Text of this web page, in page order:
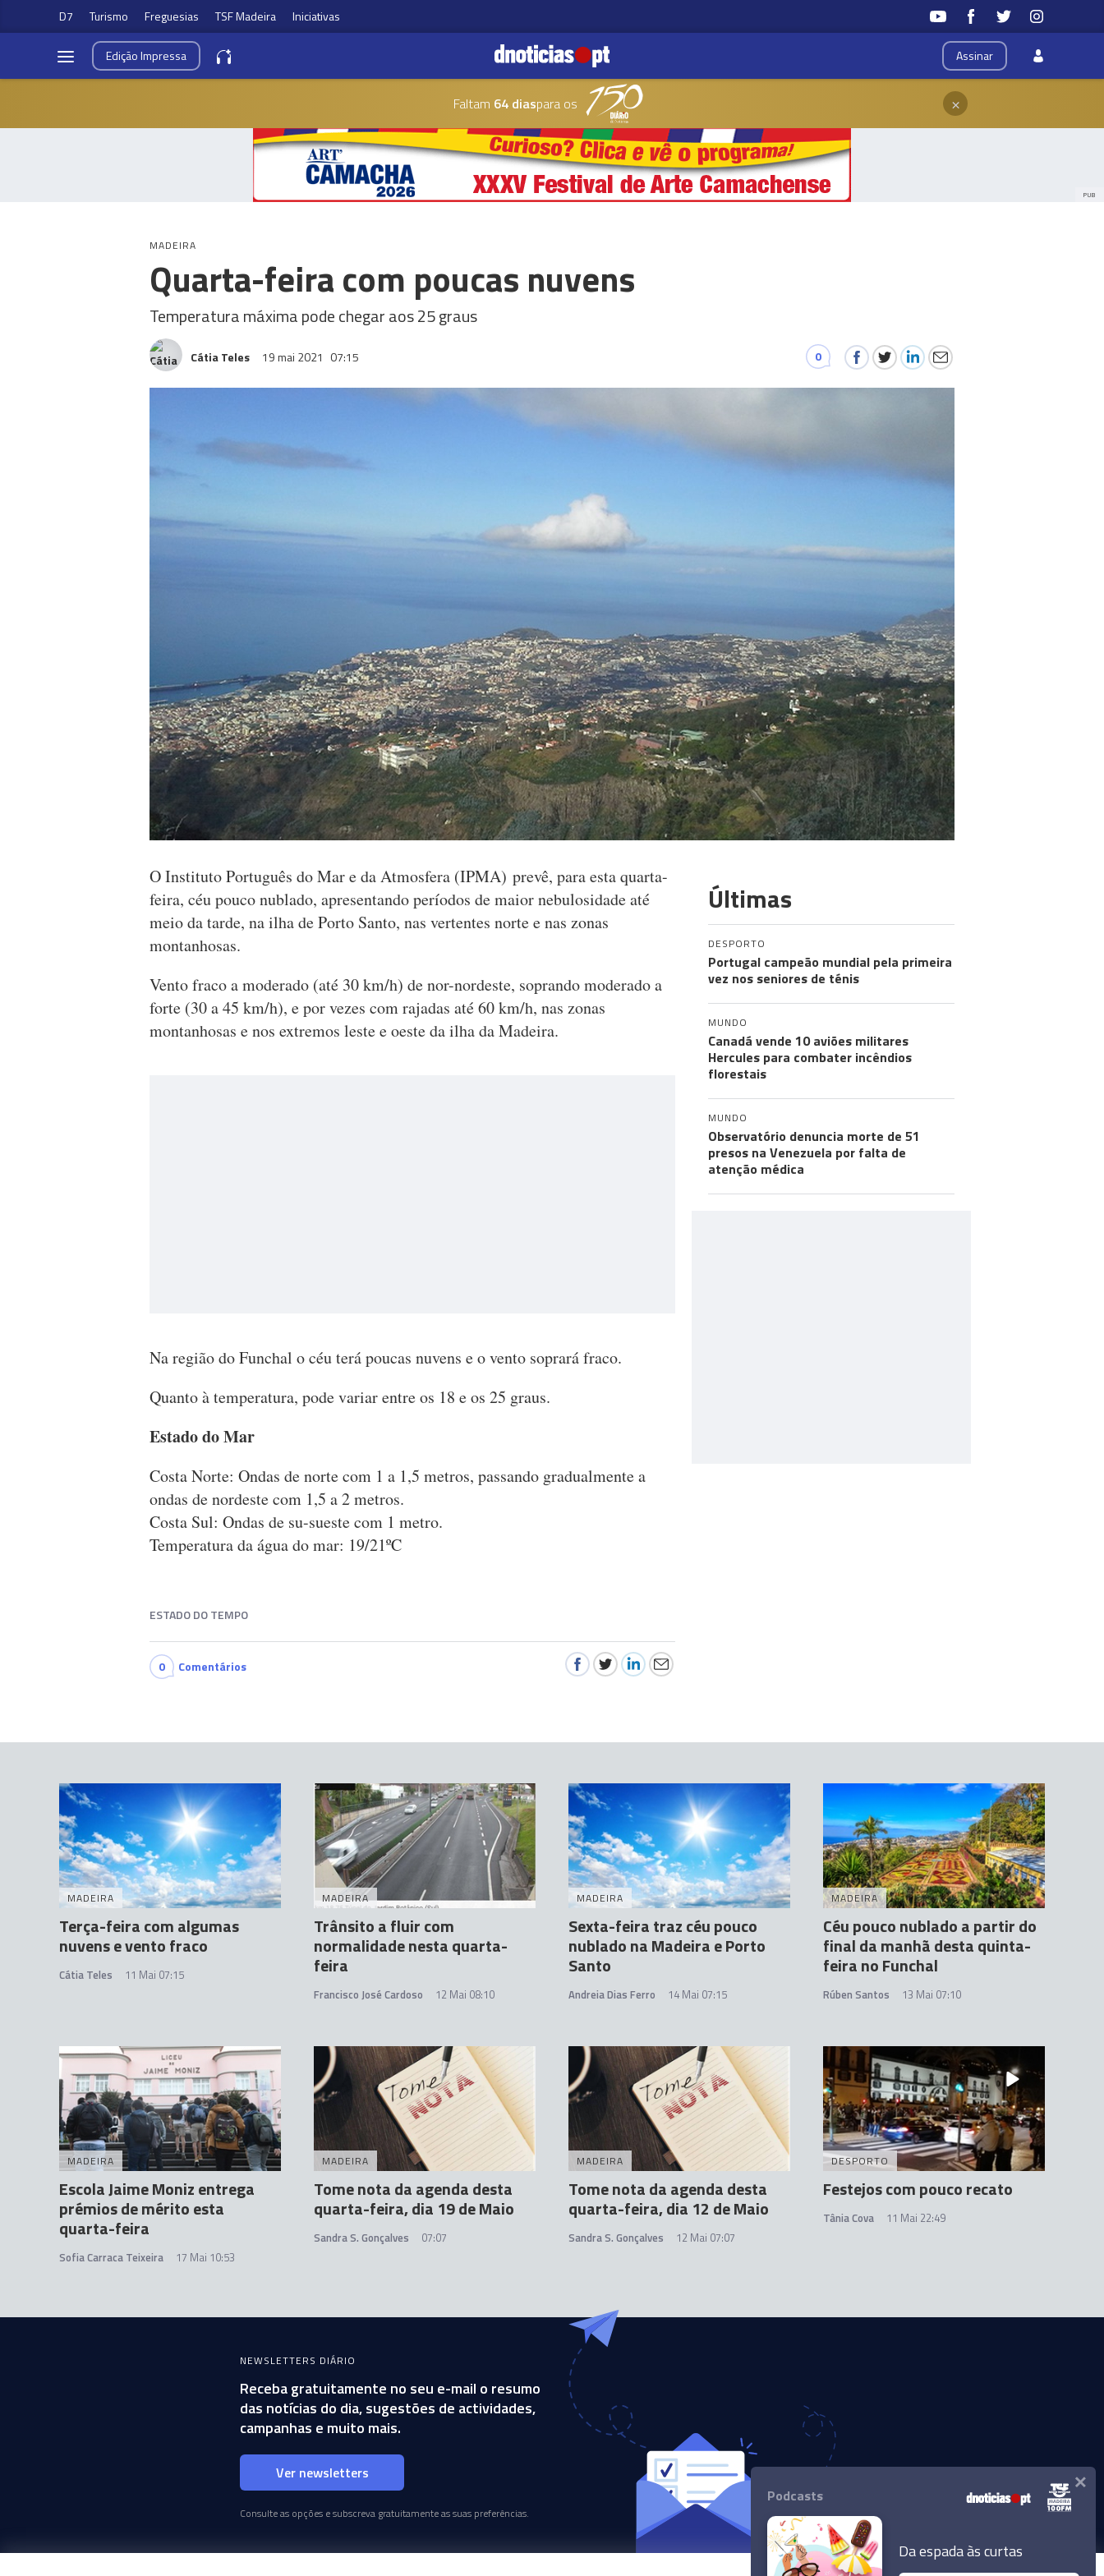
D7 Turismo Freguesias TSF Madeira Iniciativas
Assinar
EdiçãoImpressa
Faltam 64 diaspara os ×
PUB
MADEIRA
Quarta-feira com poucas nuvens
Temperatura máxima pode chegar aos 25 graus
Cátia Teles 19 mai 2021 07:15 0
O Instituto Português do Mar e da Atmosfera (IPMA) prevê, para esta quarta-
feira, céu pouco nublado, apresentando períodos de maior nebulosidade até
meio da tarde, na ilha de Porto Santo, nas vertentes norte e nas zonas
montanhosas.
Vento fraco a moderado (até 30 km/h) de nor-nordeste, soprando moderado a
forte (30 a 45 km/h), e por vezes com rajadas até 60 km/h, nas zonas
montanhosas e nos extremos leste e oeste da ilha da Madeira.
Na região do Funchal o céu terá poucas nuvens e o vento soprará fraco.
Quanto à temperatura, pode variar entre os 18 e os 25 graus.
Estado do Mar
Costa Norte: Ondas de norte com 1 a 1,5 metros, passando gradualmente a
ondas de nordeste com 1,5 a 2 metros.
Costa Sul: Ondas de su-sueste com 1 metro.
Temperatura da água do mar: 19/21ºC
ESTADO DO TEMPO
0 Comentários
Últimas
DESPORTO
Portugal campeão mundial pela primeira
vez nos seniores de ténis
MUNDO
Canadá vende 10 aviões militares
Hercules para combater incêndios
florestais
MUNDO
Observatório denuncia morte de 51
presos na Venezuela por falta de
atenção médica
MADEIRA
Terça-feira com algumas
nuvens e vento fraco
Cátia Teles 11 Mai 07:15
MADEIRA
Trânsito a fluir com
normalidade nesta quarta-
feira
Francisco José Cardoso 12 Mai 08:10
MADEIRA
Sexta-feira traz céu pouco
nublado na Madeira e Porto
Santo
Andreia Dias Ferro 14 Mai 07:15
MADEIRA
Céu pouco nublado a partir do
final da manhã desta quinta-
feira no Funchal
Rúben Santos 13 Mai 07:10
MADEIRA
Escola Jaime Moniz entrega
prémios de mérito esta
quarta-feira
Sofia Carraca Teixeira 17 Mai 10:53
MADEIRA
Tome nota da agenda desta
quarta-feira, dia 19 de Maio
Sandra S. Gonçalves 07:07
MADEIRA
Tome nota da agenda desta
quarta-feira, dia 12 de Maio
Sandra S. Gonçalves 12 Mai 07:07
DESPORTO
Festejos com pouco recato
Tânia Cova 11 Mai 22:49
NEWSLETTERS DIÁRIO
Receba gratuitamente no seu e-mail o resumo
das notícias do dia, sugestões de actividades,
campanhas e muito mais.
Ver newsletters
Consulte as opções e subscreva gratuitamente as suas preferências.
Podcasts
Da espada às curtas
×